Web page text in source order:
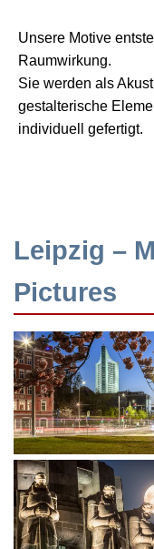
Unsere Motive
Raumwirkung.
Sie werden als
gestalterische
individuell gefertigt.
Leipzig –
Pictures